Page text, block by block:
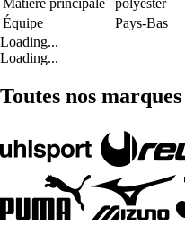
Matière principale
polyester
Équipe
Pays-Bas
Loading...
Loading...
Toutes nos marques